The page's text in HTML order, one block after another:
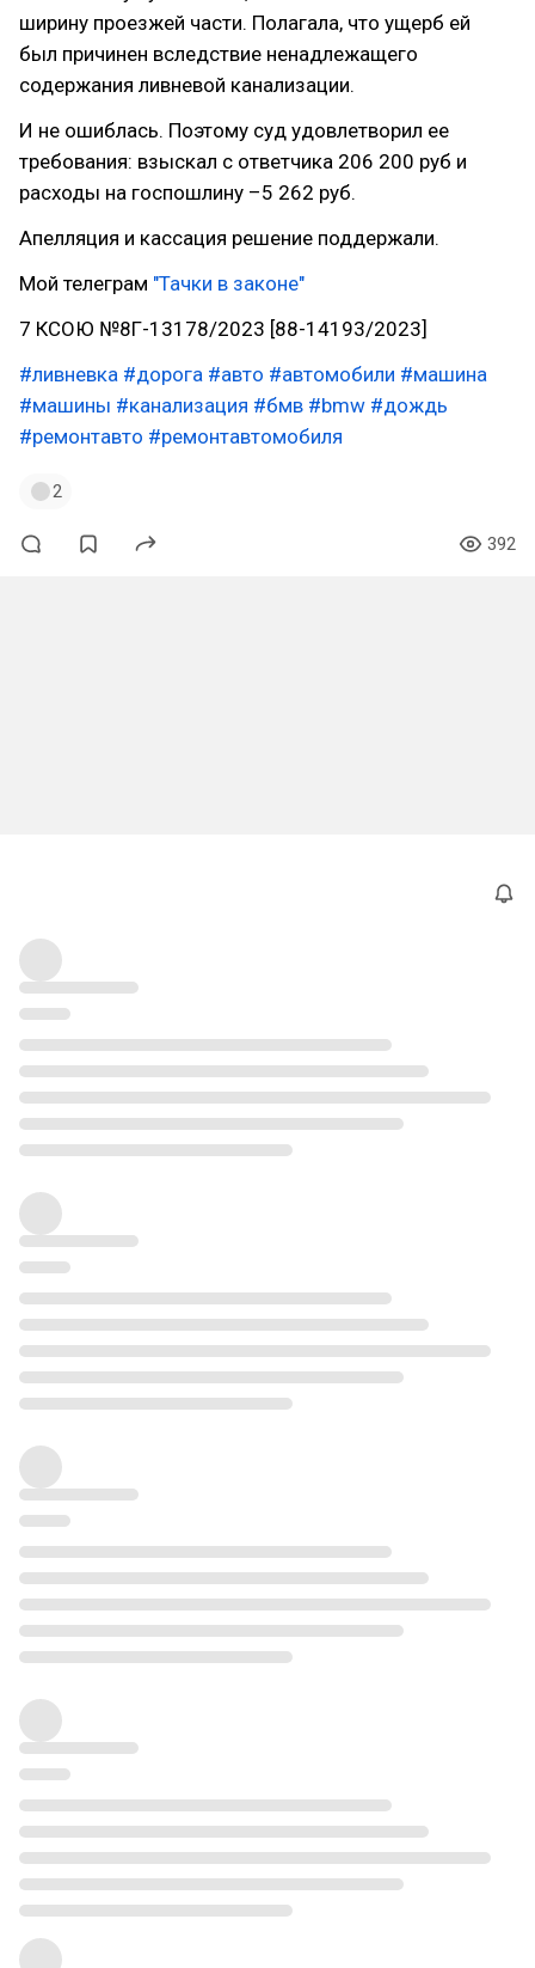
ширину проезжей части. Полагала, что ущерб ей
был причинен вследствие ненадлежащего
содержания ливневой канализации.
И не ошиблась. Поэтому суд удовлетворил ее
требования: взыскал с ответчика 206 200 руб и
расходы на госпошлину –5 262 руб.
Апелляция и кассация решение поддержали.
Мой телеграм "Тачки в законе"
7 КСОЮ №8Г-13178/2023 [88-14193/2023]
#ливневка #дорога #авто #автомобили #машина
#машины #канализация #бмв #bmw #дождь
#ремонтавто #ремонтавтомобиля
2
392